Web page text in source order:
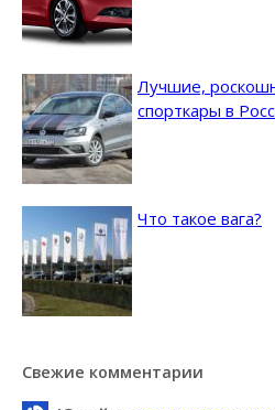
Лучшие,
спорткары в
Что такое вага?
Свежие комментарии